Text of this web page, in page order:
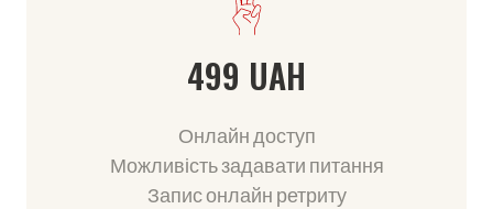
499 UAH
Онлайн доступ
Можливість задавати питання
Запис онлайн ретриту